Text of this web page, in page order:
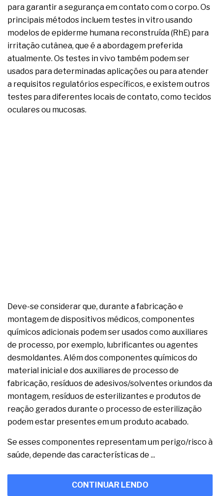
para garantir a segurança em contato com o corpo. Os
principais métodos incluem testes in vitro usando
modelos de epiderme humana reconstruída (RhE) para
irritação cutânea, que é a abordagem preferida
atualmente. Os testes in vivo também podem ser
usados para determinadas aplicações ou para atender
a requisitos regulatórios específicos, e existem outros
testes para diferentes locais de contato, como tecidos
oculares ou mucosas.
Deve-se considerar que, durante a fabricação e
montagem de dispositivos médicos, componentes
químicos adicionais podem ser usados como auxiliares
de processo, por exemplo, lubrificantes ou agentes
desmoldantes. Além dos componentes químicos do
material inicial e dos auxiliares de processo de
fabricação, resíduos de adesivos/solventes oriundos da
montagem, resíduos de esterilizantes e produtos de
reação gerados durante o processo de esterilização
podem estar presentes em um produto acabado.
Se esses componentes representam um perigo/risco à
saúde, depende das características de ...
CONTINUAR LENDO